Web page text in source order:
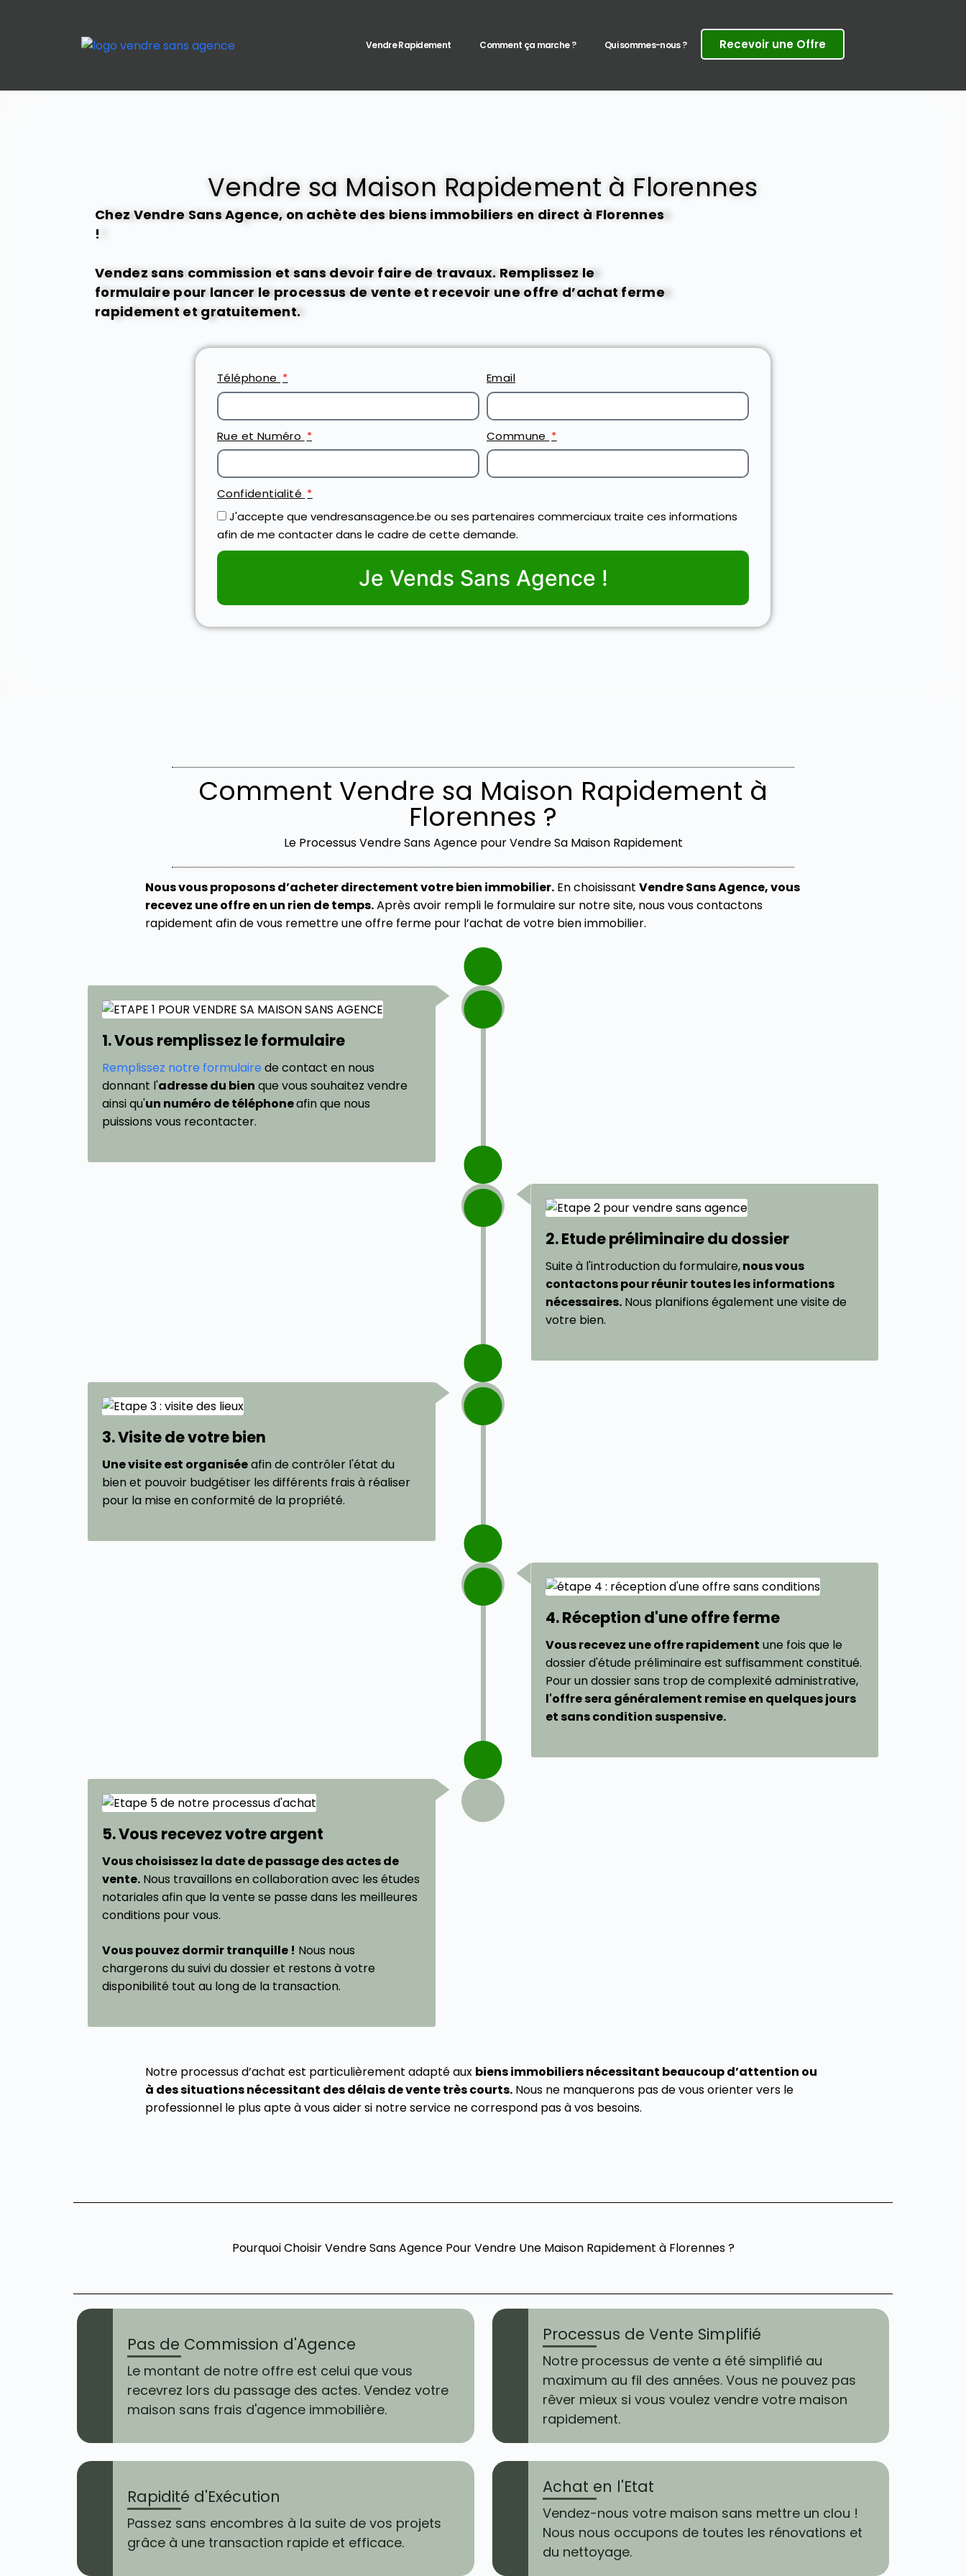
t
Vendre Rapidement Comment ça marche ? Qui sommes-nous ? Recevoir une Offre
Vendre sa Maison Rapidement à Florennes
Chez Vendre Sans Agence, on achète des biens immobiliers en direct à Florennes
!
Vendez sans commission et sans devoir faire de travaux. Remplissez le
formulaire pour lancer le processus de vente et recevoir une offre d’achat ferme
rapidement et gratuitement.
Téléphone Email
Rue et Numéro Commune
Confidentialité
J'accepte que vendresansagence.be ou ses partenaires commerciaux traite ces informations
afin de me contacter dans le cadre de cette demande.
Je Vends Sans Agence !
Comment Vendre sa Maison Rapidement à
Florennes ?
Le Processus Vendre Sans Agence pour Vendre Sa Maison Rapidement
Nous vous proposons d’acheter directement votre bien immobilier. En choisissant Vendre Sans Agence, vous
recevez une offre en un rien de temps.Après avoir rempli le formulaire sur notre site, nous vous contactons
rapidement afin de vous remettre une offre ferme pour l’achat de votre bien immobilier.
1. Vous remplissez le formulaire
Remplissez notre formulaire de contact en nous
donnant l'adresse du bien que vous souhaitez vendre
ainsi qu'un numéro de téléphoneafin que nous
puissions vous recontacter.
2. Etude préliminaire du dossier
Suite à l'introduction du formulaire,nous vous
contactons pour réunir toutes les informations
nécessaires.Nous planifions également une visite de
votre bien.
3. Visite de votre bien
Une visite est organiséeafin de contrôler l'état du
bien et pouvoir budgétiser les différents frais à réaliser
pour la mise en conformité de la propriété.
4. Réception d'une offre ferme
Vous recevez une offre rapidement une fois que le
dossier d'étude préliminaire est suffisamment constitué.
Pour un dossier sans trop de complexité administrative,
l'offre sera généralement remise en quelques jours
et sans condition suspensive.
5. Vous recevez votre argent
Vous choisissez la date de passage des actes de
vente. Nous travaillons en collaboration avec les études
notariales afin que la vente se passe dans les meilleures
conditions pour vous.
Vous pouvez dormir tranquille ! Nous nous
chargerons du suivi du dossier et restons à votre
disponibilité tout au long de la transaction.
Notre processus d’achat est particulièrement adapté aux biens immobiliers nécessitant beaucoup d’attention ou
à des situations nécessitant des délais de vente très courts. Nous ne manquerons pas de vous orienter vers le
professionnel le plus apte à vous aider si notre service ne correspond pas à vos besoins.
Pourquoi Choisir Vendre Sans Agence Pour Vendre Une Maison Rapidement à Florennes ?
Pas de Commission d'Agence
Le montant de notre offre est celui que vous
recevrez lors du passage des actes. Vendez votre
maison sans frais d'agence immobilière.
Processus de Vente Simplifié
Notre processus de vente a été simplifié au
maximum au fil des années. Vous ne pouvez pas
rêver mieux si vous voulez vendre votre maison
rapidement.
Rapidité d'Exécution
Passez sans encombres à la suite de vos projets
grâce à une transaction rapide et efficace.
Achat en l'Etat
Vendez-nous votre maison sans mettre un clou !
Nous nous occupons de toutes les rénovations et
du nettoyage.